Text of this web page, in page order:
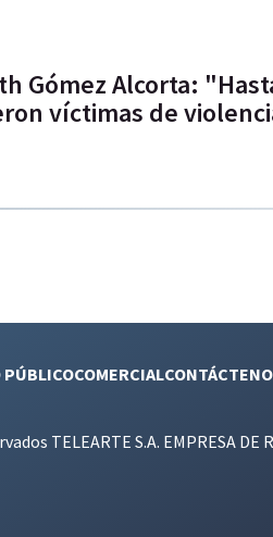
Gómez Alcorta:
víctimas de
PÚBLICOCOMERCIAL
TELEARTE S.A. EMPRESA DE